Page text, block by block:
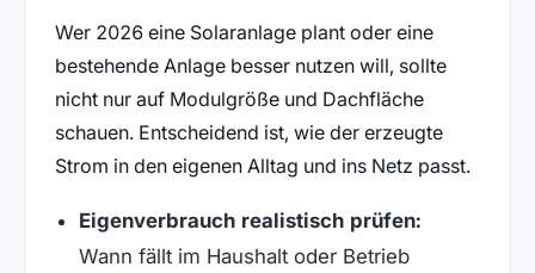
Wer 2026 eine Solaranlage plant oder eine
bestehende Anlage besser nutzen will, sollte
nicht nur auf Modulgröße und Dachfläche
schauen. Entscheidend ist, wie der erzeugte
Strom in den eigenen Alltag und ins Netz passt.
Eigenverbrauch realistisch prüfen:
Wann fällt im Haushalt oder Betrieb